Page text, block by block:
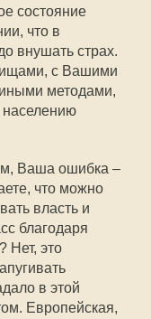
состояние
что в
внушать страх.
с Вашими
методами,
Ваша ошибка –
что можно
власть и
благодаря
Нет, это
в этой
Европейская,